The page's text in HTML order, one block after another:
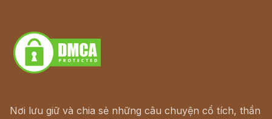
Nơi lưu giữ và chia sẻ những câu chuyện cổ tích, thần